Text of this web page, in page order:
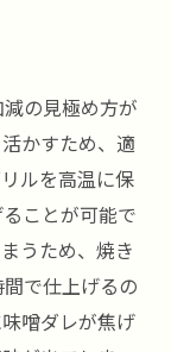
の見極め方が
かすため、適
ルを高温に保
ことが可能で
うため、焼き
で仕上げるの
噌ダレが焦げ